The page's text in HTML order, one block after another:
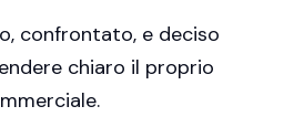
confrontato, e deciso
chiaro il proprio